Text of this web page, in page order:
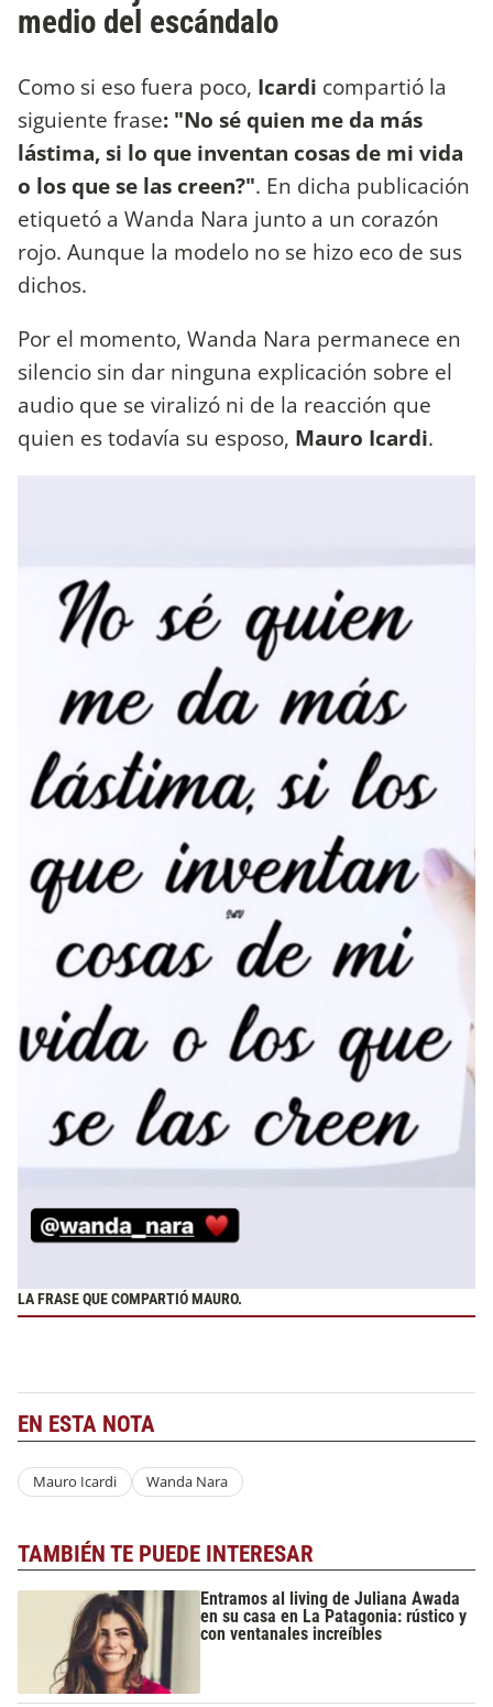
medio del escándalo
Como si eso fuera poco, Icardi compartió la
siguiente frase: "No sé quien me da más
lástima, si lo que inventan cosas de mi vida
o los que se las creen?". En dicha publicación
etiquetó a Wanda Nara junto a un corazón
rojo. Aunque la modelo no se hizo eco de sus
dichos.
Por el momento, Wanda Nara permanece en
silencio sin dar ninguna explicación sobre el
audio que se viralizó ni de la reacción que
quien es todavía su esposo, Mauro Icardi.
LA FRASE QUE COMPARTIÓ MAURO.
EN ESTA NOTA
Mauro Icardi Wanda Nara
TAMBIÉN TE PUEDE INTERESAR
Entramos al living de Juliana Awada
en su casa en La Patagonia: rústico y
con ventanales increíbles